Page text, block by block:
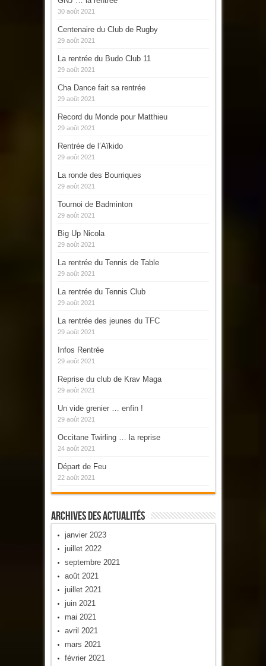
30 août 2021
Centenaire du Club de Rugby
29 août 2021
La rentrée du Budo Club 11
29 août 2021
Cha Dance fait sa rentrée
29 août 2021
Record du Monde pour Matthieu
29 août 2021
Rentrée de l’Aïkido
29 août 2021
La ronde des Bourriques
29 août 2021
Tournoi de Badminton
29 août 2021
Big Up Nicola
29 août 2021
La rentrée du Tennis de Table
29 août 2021
La rentrée du Tennis Club
29 août 2021
La rentrée des jeunes du TFC
29 août 2021
Infos Rentrée
29 août 2021
Reprise du club de Krav Maga
29 août 2021
Un vide grenier … enfin !
29 août 2021
Occitane Twirling … la reprise
24 août 2021
Départ de Feu
22 août 2021
Archives Des Actualités
janvier 2023
juillet 2022
septembre 2021
août 2021
juillet 2021
juin 2021
mai 2021
avril 2021
mars 2021
février 2021